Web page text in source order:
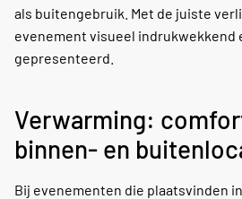
als buitengebruik. Met de juiste
evenement visueel indrukwekkend
gepresenteerd.
Verwarming:
binnen- en
Bij evenementen die plaatsvinden